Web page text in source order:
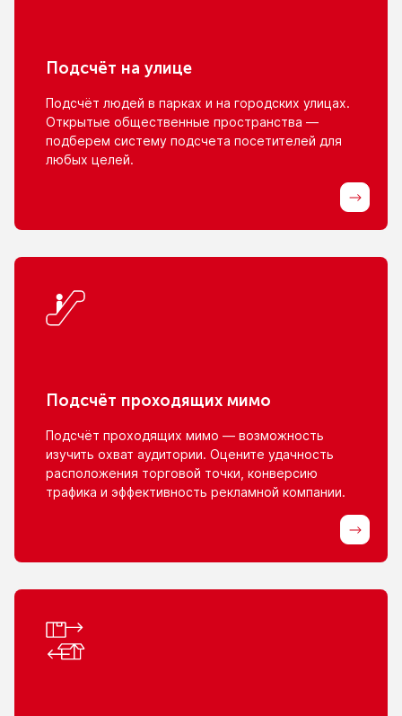
Подсчёт на улице
Подсчёт людей в парках и на городских улицах.
Открытые общественные пространства —
подберем систему подсчета посетителей для
любых целей.
Подсчёт проходящих мимо
Подсчёт проходящих мимо — возможность
изучить охват аудитории. Оцените удачность
расположения торговой точки, конверсию
трафика и эффективность рекламной компании.